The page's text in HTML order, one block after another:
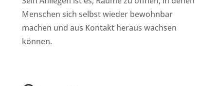
Menschen sich selbst wieder bewohnbar
machen und aus Kontakt heraus wachsen
können.